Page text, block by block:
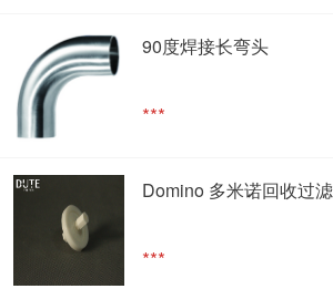
90度焊接长弯头
***
Domino 多米诺回收过
***